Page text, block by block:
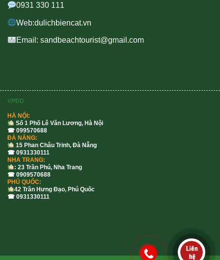
0931 330 111
Web:dulichbiencat.vn
Email: sandbeachtourist@gmail.com
VPĐD
HÀ NỘI:
Số 1 Phố Lê Văn Lương, Hà Nội
☎ 099570688
ĐÀ NẴNG:
15 Phan Châu Trinh, Đà Nẵng
☎ 0931330111
NHA TRANG:
: 23 Trần Phú, Nha Trang
☎ 0909570688
PHÚ QUỐC:
42 Trần Hưng Đạo, Phú Quốc
☎ 0931330111